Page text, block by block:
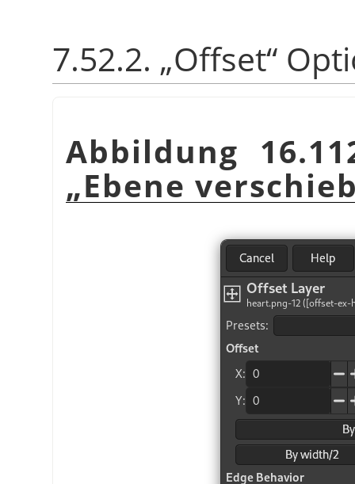
7.52.2. „Offset“
Abbildung
„Ebene